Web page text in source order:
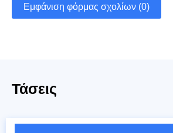
Εμφάνιση φόρμας σχολίων (0)
Τάσεις